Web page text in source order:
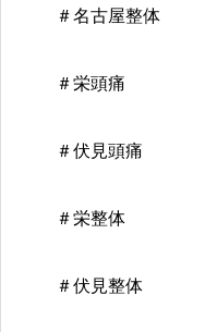
＃名古屋整体
＃栄頭痛
＃伏見頭痛
＃栄整体
＃伏見整体